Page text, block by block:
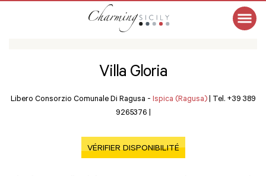
Villa Gloria
Libero Consorzio Comunale Di Ragusa - Ispica (Ragusa) | Tel. +39 389
9265376 |
VÉRIFIER DISPONIBILITÉ